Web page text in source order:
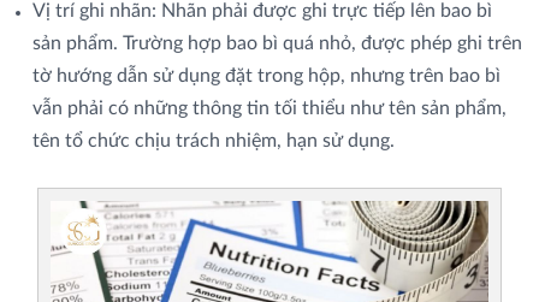
Vị trí ghi nhãn: Nhãn phải được ghi trực tiếp lên bao bì
sản phẩm. Trường hợp bao bì quá nhỏ, được phép ghi trên
tờ hướng dẫn sử dụng đặt trong hộp, nhưng trên bao bì
vẫn phải có những thông tin tối thiểu như tên sản phẩm,
tên tổ chức chịu trách nhiệm, hạn sử dụng.